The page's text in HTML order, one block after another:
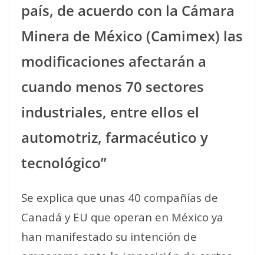
país, de acuerdo con la Cámara
Minera de México (Camimex) las
modificaciones afectarán a
cuando menos 70 sectores
industriales, entre ellos el
automotriz, farmacéutico y
tecnológico”
Se explica que unas 40 compañías de
Canadá y EU que operan en México ya
han manifestado su intención de